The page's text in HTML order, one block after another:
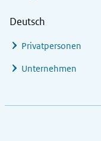
Deutsch
Privatpersonen
Unternehmen